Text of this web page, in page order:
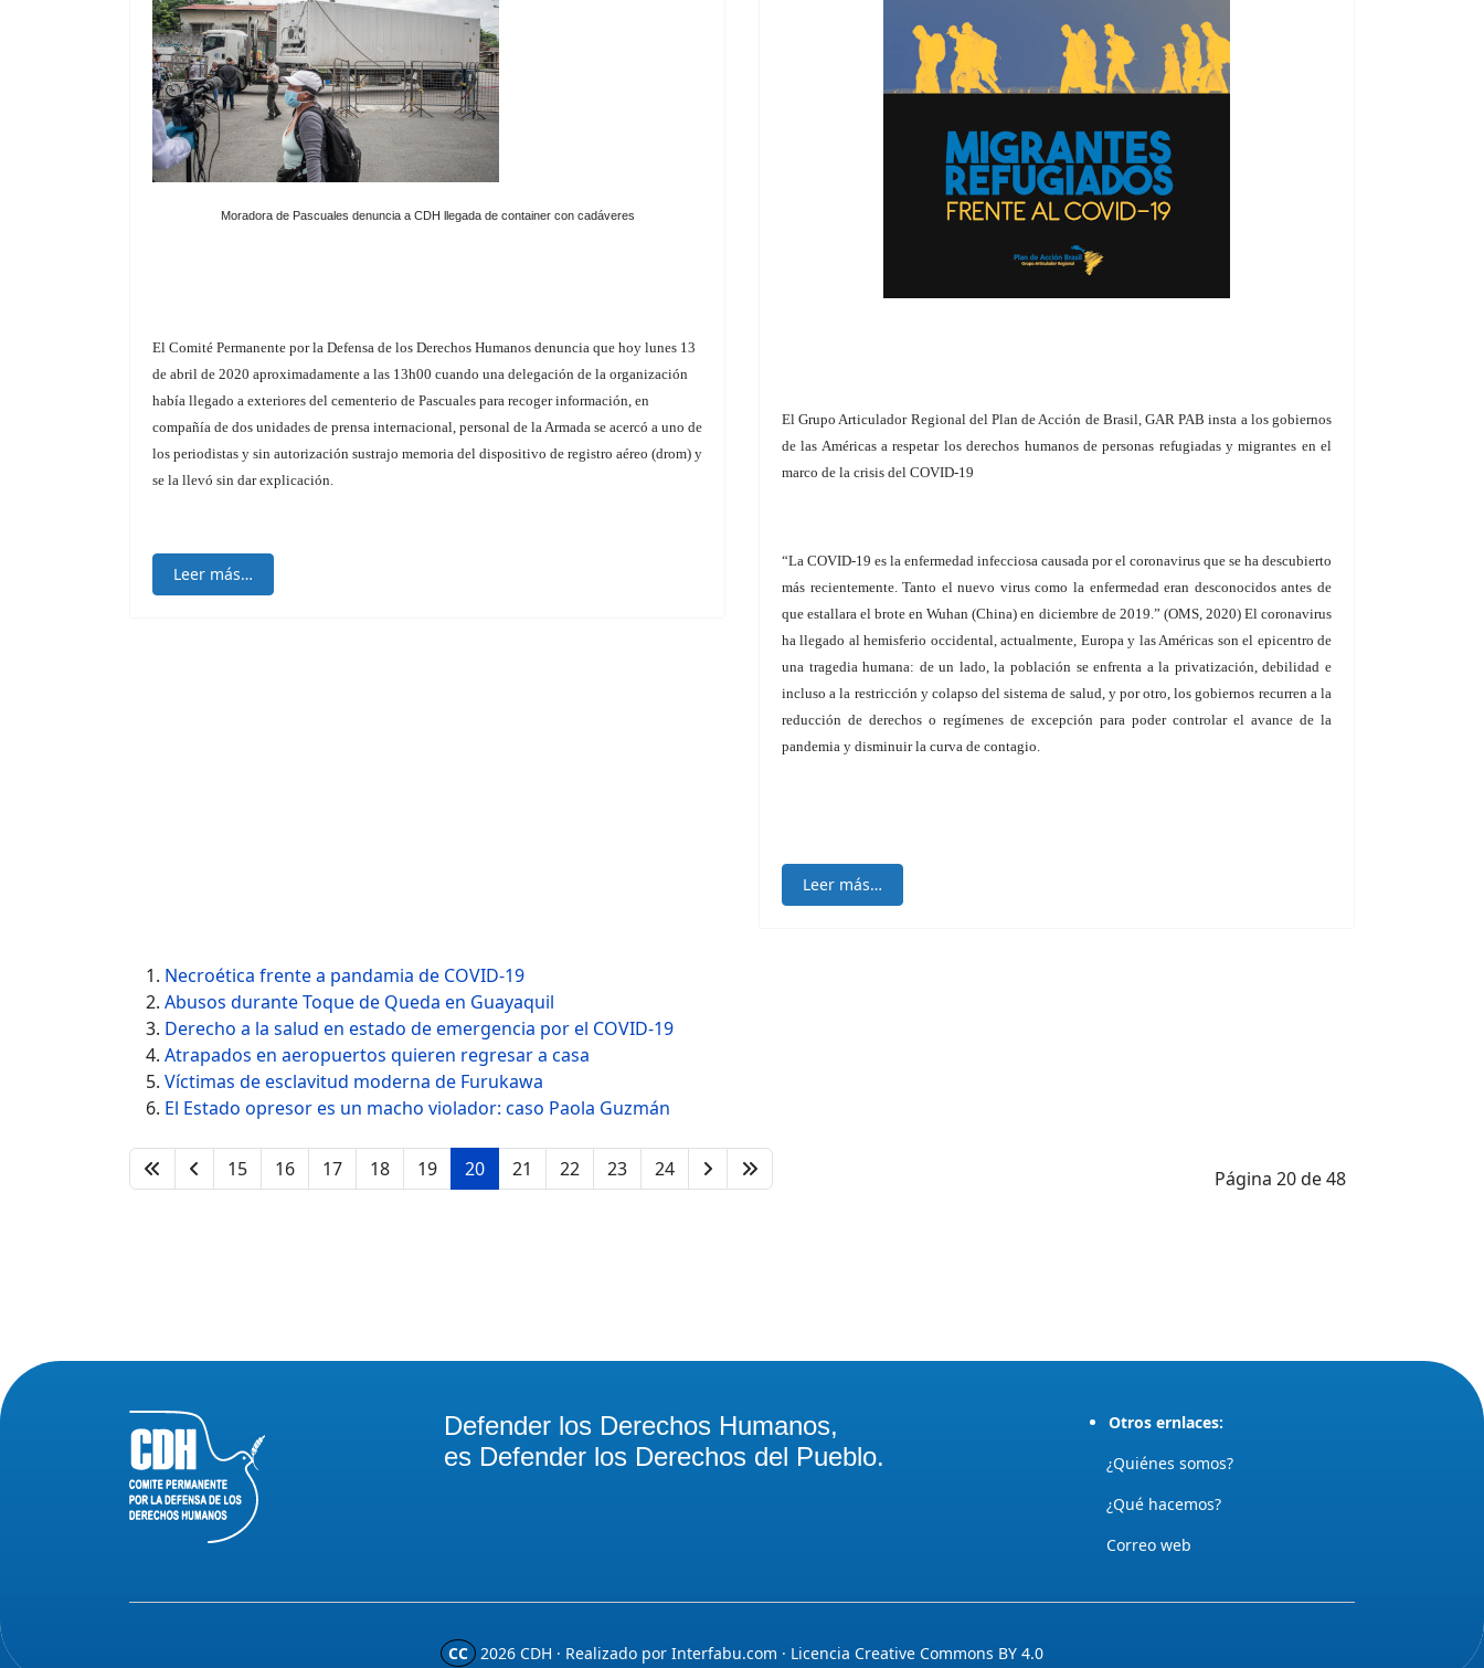
Moradora de Pascuales denuncia a CDH llegada de container con cadáveres
El Comité Permanente por la Defensa de los Derechos Humanos denuncia que hoy lunes 13
de abril de 2020 aproximadamente a las 13h00 cuando una delegación de la organización
había llegado a exteriores del cementerio de Pascuales para recoger información, en
compañía de dos unidades de prensa internacional, personal de la Armada se acercó a uno de
los periodistas y sin autorización sustrajo memoria del dispositivo de registro aéreo (drom) y
se la llevó sin dar explicación.
Leer más…
El Grupo Articulador Regional del Plan de Acción de Brasil, GAR PAB insta a los gobiernos
de las Américas a respetar los derechos humanos de personas refugiadas y migrantes en el
marco de la crisis del COVID-19
“La COVID-19 es la enfermedad infecciosa causada por el coronavirus que se ha descubierto
más recientemente. Tanto el nuevo virus como la enfermedad eran desconocidos antes de
que estallara el brote en Wuhan (China) en diciembre de 2019.” (OMS, 2020) El coronavirus
ha llegado al hemisferio occidental, actualmente, Europa y las Américas son el epicentro de
una tragedia humana: de un lado, la población se enfrenta a la privatización, debilidad e
incluso a la restricción y colapso del sistema de salud, y por otro, los gobiernos recurren a la
reducción de derechos o regímenes de excepción para poder controlar el avance de la
pandemia y disminuir la curva de contagio.
Leer más…
Necroética frente a pandamia de COVID-19
Abusos durante Toque de Queda en Guayaquil
Derecho a la salud en estado de emergencia por el COVID-19
Atrapados en aeropuertos quieren regresar a casa
Víctimas de esclavitud moderna de Furukawa
El Estado opresor es un macho violador: caso Paola Guzmán
Página 20 de 48
15 16 17 18 19 20 21 22 23 24
Defender los Derechos Humanos,
es Defender los Derechos del Pueblo.
Otros ernlaces:
¿Quiénes somos?
¿Qué hacemos?
Correo web
CC 2026 CDH · Realizado por Interfabu.com · Licencia Creative Commons BY 4.0